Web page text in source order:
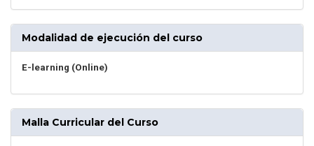
Modalidad de ejecución del curso
E-learning (Online)
Malla Curricular del Curso